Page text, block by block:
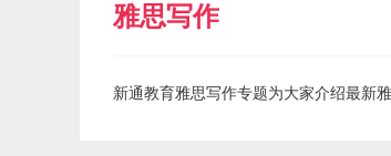
雅思写作
新通教育雅思写作专题为大家介绍最新